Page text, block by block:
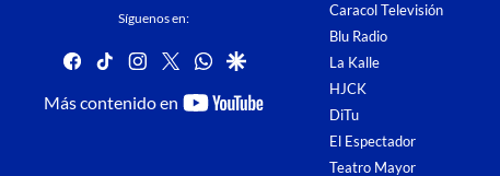
Síguenos en:
facebook
tiktokinstagram
twitterwhatsapp
google
Más contenido en
youtube-
Caracol Televisión
Blu Radio
La Kalle
HJCK
DiTu
El Espectador
Teatro Mayor